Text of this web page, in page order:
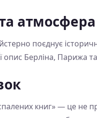
атмосфера
поєднує
опис Берліна, Парижа
книг» — це не